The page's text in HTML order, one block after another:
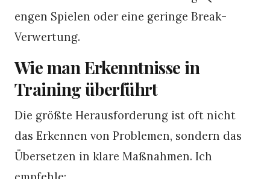
engen Spielen oder eine geringe Break-
Verwertung.
Wie man Erkenntnisse in
Training überführt
Die größte Herausforderung ist oft nicht
das Erkennen von Problemen, sondern das
Übersetzen in klare Maßnahmen. Ich